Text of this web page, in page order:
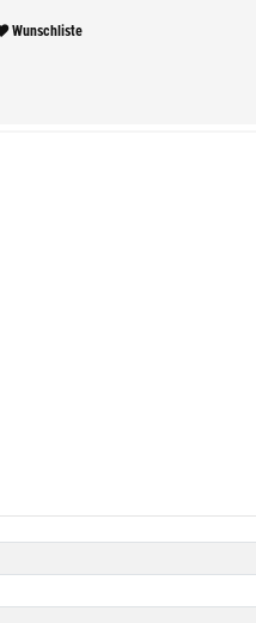
Wunschliste